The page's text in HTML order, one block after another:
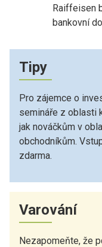
Raiffeisen
bankovní
Tipy
Pro zájemce o
semináře z oblasti
jak nováčkům v
obchodníkům.
zdarma.
Varování
Nezapomeňte, že